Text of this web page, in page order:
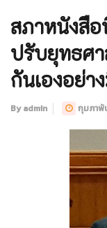
สภาหนังสือ
ปรับยุทธศ
กันเองอย่า
By admin กุมภาพั